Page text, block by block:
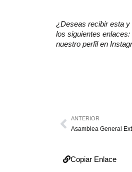
¿Deseas recibir esta y
los siguientes enlaces:
nuestro perfil en
ANTERIOR
Asamblea General
Copiar Enlace